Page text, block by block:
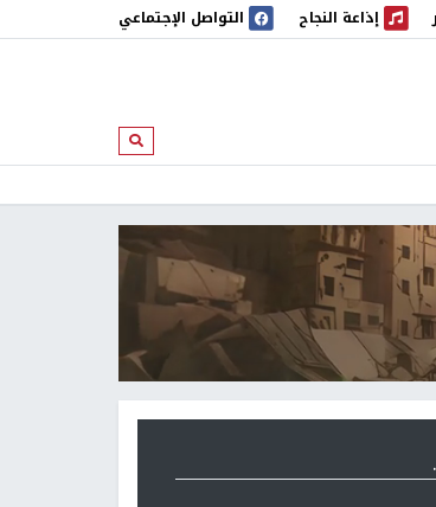
إذاعة النجاح
إذاعة النجاح التواصل الإجتماعي
ابحث